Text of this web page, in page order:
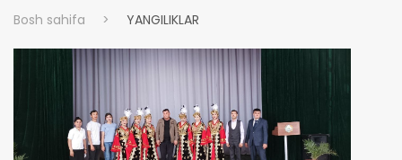
Bosh sahifa > YANGILIKLAR